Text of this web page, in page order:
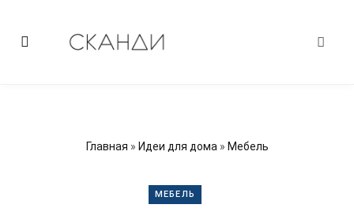
Главная » Идеи для дома » Мебель
МЕБЕЛЬ